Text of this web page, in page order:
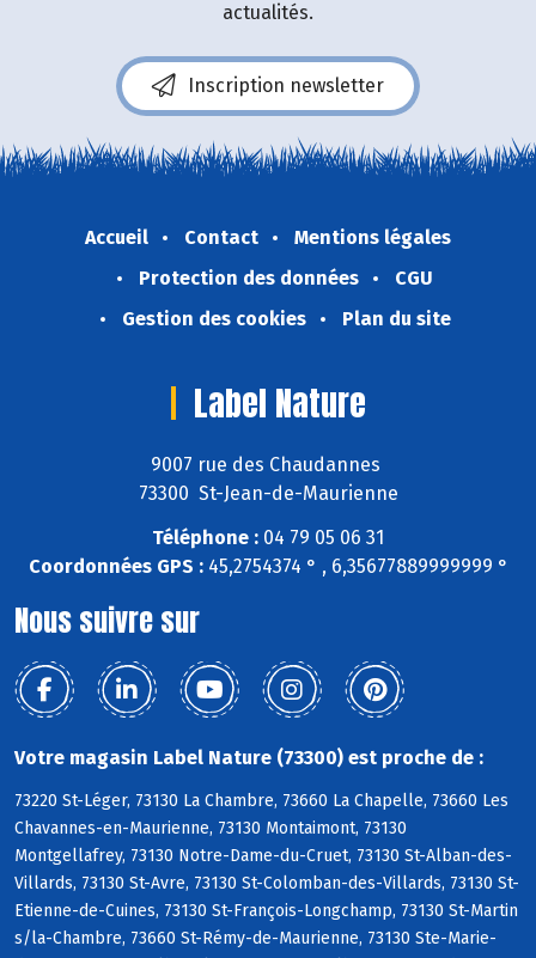
actualités.
Inscription newsletter
Accueil Contact
Mentions légales
Protection des données
CGU
Gestion des cookies
Plan du site
Label Nature
9007 rue des Chaudannes
73300 St-Jean-de-Maurienne
Téléphone : 04 79 05 06 31
Coordonnées GPS :45,2754374 ° , 6,35677889999999 °
Nous suivre sur
Votre magasin Label Nature (73300) est proche de :
73220 St-Léger, 73130 La Chambre, 73660 La Chapelle, 73660 Les
Chavannes-en-Maurienne, 73130 Montaimont, 73130
Montgellafrey, 73130 Notre-Dame-du-Cruet, 73130 St-Alban-des-
Villards, 73130 St-Avre, 73130 St-Colomban-des-Villards, 73130 St-
Etienne-de-Cuines, 73130 St-François-Longchamp, 73130 St-Martin
s/la-Chambre, 73660 St-Rémy-de-Maurienne, 73130 Ste-Marie-